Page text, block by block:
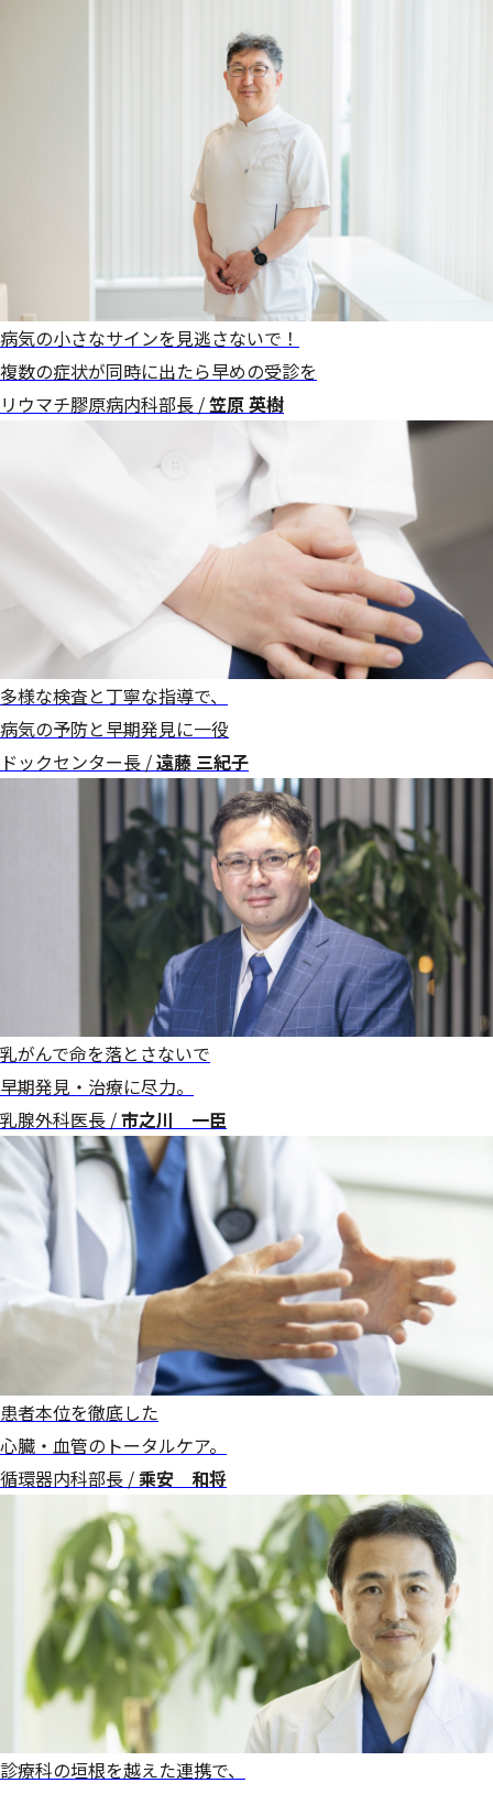
病気の小さなサインを見逃さないで！
複数の症状が同時に出たら早めの受診を
リウマチ膠原病内科部長 /笠原 英樹
多様な検査と丁寧な指導で、
病気の予防と早期発見に一役
ドックセンター長 /遠藤 三紀子
乳がんで命を落とさないで
早期発見・治療に尽力。
乳腺外科医長 /市之川 一臣
患者本位を徹底した
心臓・血管のトータルケア。
循環器内科部長 / 乘安 和将
診療科の垣根を越えた連携で、